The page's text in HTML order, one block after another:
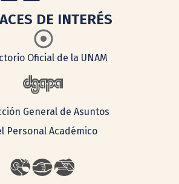
DE INTERÉS
Oficial de la UNAM
General de Asuntos
Personal Académico